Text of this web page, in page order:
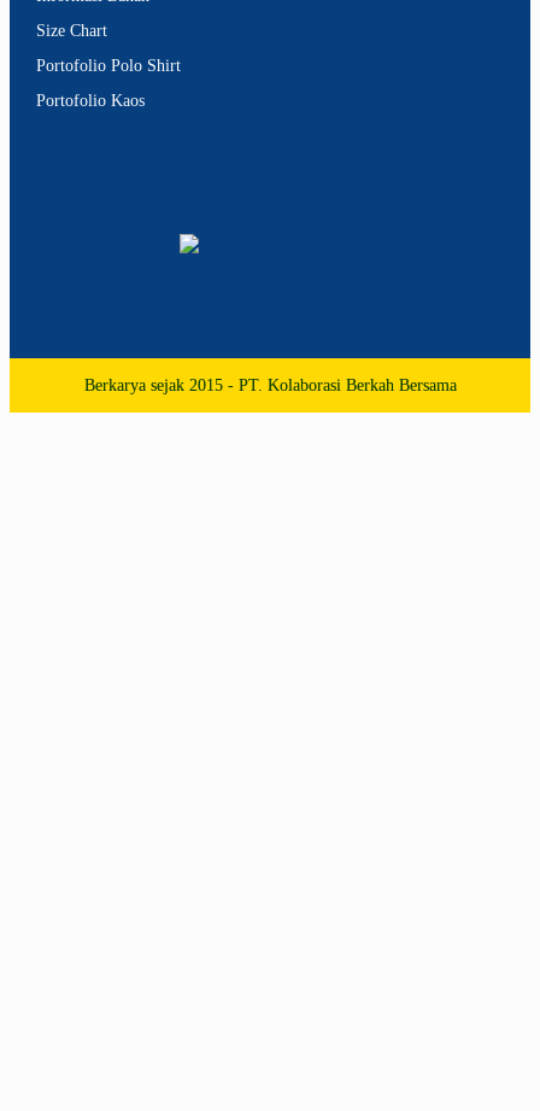
Size Chart
Portofolio Polo Shirt
Portofolio Kaos
Berkarya sejak 2015 - PT. Kolaborasi Berkah Bersama